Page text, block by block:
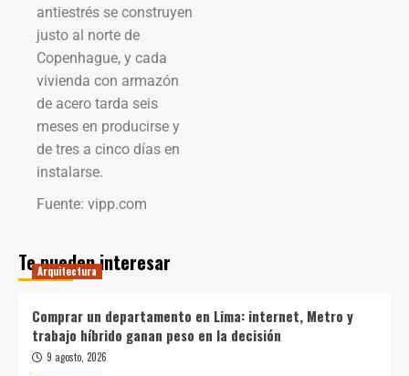
antiestrés se construyen
justo al norte de
Copenhague, y cada
vivienda con armazón
de acero tarda seis
meses en producirse y
de tres a cinco días en
instalarse.
Fuente: vipp.com
Te pueden interesar
Arquitectura
Comprar un departamento en Lima: internet, Metro y
trabajo híbrido ganan peso en la decisión
9 agosto, 2026